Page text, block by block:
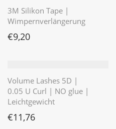
3M Silikon Tape |
Wimpernverlängerung
€9,20
Volume Lashes 5D |
0.05 U Curl | NO glue |
Leichtgewicht
€11,76